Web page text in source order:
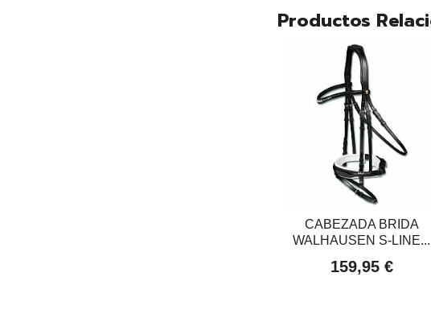
Productos
CABEZADA BRIDA
WALHAUSEN S-LINE...
159,95 €